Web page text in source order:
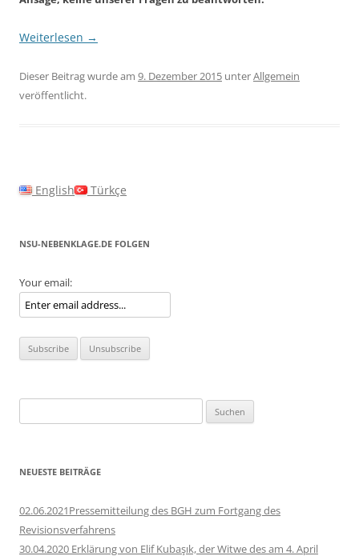
Weiterlesen →
Dieser Beitrag wurde am 9. Dezember 2015 unterAllgemein
veröffentlicht.
English Türkçe
NSU-NEBENKLAGE.DE FOLGEN
Your email:
nach:
NEUESTE BEITRÄGE
02.06.2021Pressemitteilung des BGH zum Fortgang des
Revisionsverfahrens
30.04.2020 Erklärung von Elif Kubaşık, der Witwe des am 4. April